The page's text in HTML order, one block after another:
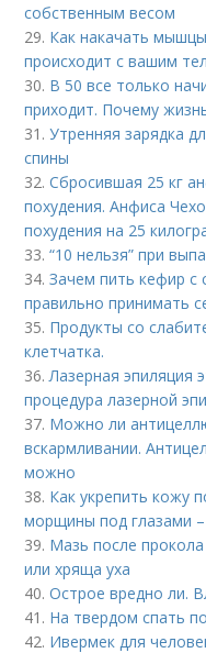
собственным весом
29. Как накачать
происходит с вашим
30. В 50 все только
приходит. Почему
31.Утренняя зарядка
спины
32.Сбросившая 25 кг
похудения. Анфиса
похудения на 25
33.“10 нельзя” при
34.Зачем пить кефир с
правильно принимать
35. Продукты со
клетчатка.
36.Лазерная эпиляция
процедура лазерной
37. Можно ли
вскармливании.
можно
38. Как укрепить кожу
морщины под глазами
39. Мазь после
или хряща уха
40.Острое вредно ли.
41. На твердом спать
42. Ивермек для